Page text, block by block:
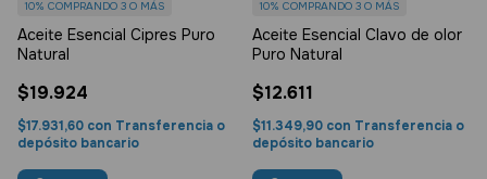
Aceite Esencial Cipres Puro
Natural
$19.924
10% COMPRANDO 3 O MÁS
$17.931,60 con Transferencia o
depósito bancario
Aceite Esencial Clavo de olor
Puro Natural
$12.611
10% COMPRANDO 3 O MÁS
$11.349,90 con Transferencia o
depósito bancario